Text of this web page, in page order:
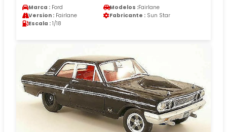
Marca : Ford Modelos :Fairlane
Version : Fairlane Fabricante : Sun Star
Escala : 1/18